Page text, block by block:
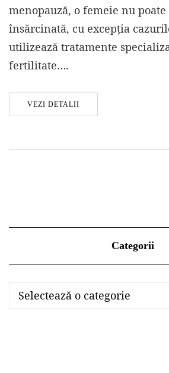
menopauză, o femeie nu
însărcinată, cu excepția
utilizează tratamente
fertilitate….
VEZI DETALII
Categorii
Categorii
Selectează o categorie
Categorii